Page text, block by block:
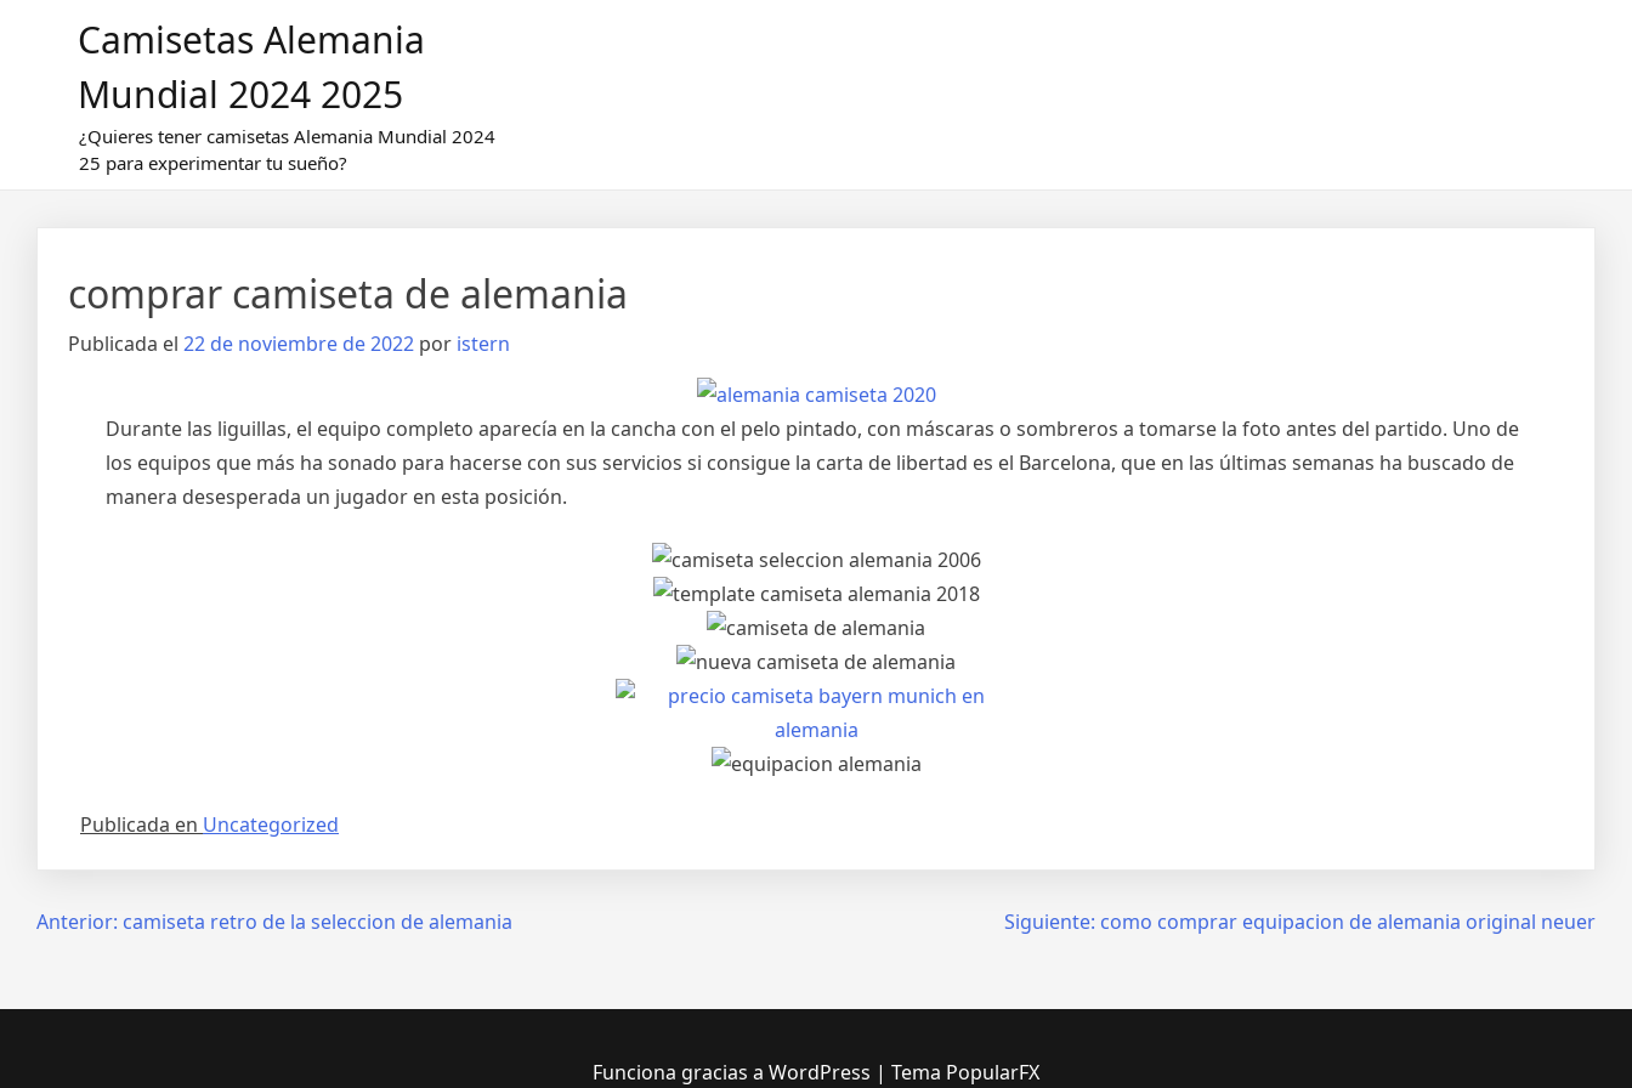
Camisetas Alemania
Mundial 2024 2025
¿Quieres tener camisetas Alemania Mundial 2024
25 para experimentar tu sueño?
comprar camiseta de alemania
Publicada el 22 de noviembre de 2022 por istern
Durante las liguillas, el equipo completo aparecía en la cancha con el pelo pintado, con máscaras o sombreros a tomarse la foto antes del partido. Uno de
los equipos que más ha sonado para hacerse con sus servicios si consigue la carta de libertad es el Barcelona, que en las últimas semanas ha buscado de
manera desesperada un jugador en esta posición.
Publicada en Uncategorized
Navegación
entradas
Anterior: camiseta retro de la seleccion de alemania Siguiente: como comprar equipacion de alemania original neuer
Funciona gracias a WordPress | Tema PopularFX